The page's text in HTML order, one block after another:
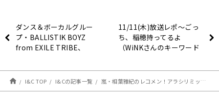
ダンス＆ボーカルグルー
プ・BALLISTIK BOYZ
from EXILE TRIBE、
『CultureZ』内コーナー
「8DAYS」 出演決定！
11/11(木)放送レポ〜ごっ
ち、稲穂持ってるよ
（WiNKさんのキーワード
ワード）の巻〜
I&C TOP I&Cの記事一覧 嵐・相葉雅紀のレコメン！アラシリミックス 2021年11月5日(金)【アシスタントねっちの放送後記！】